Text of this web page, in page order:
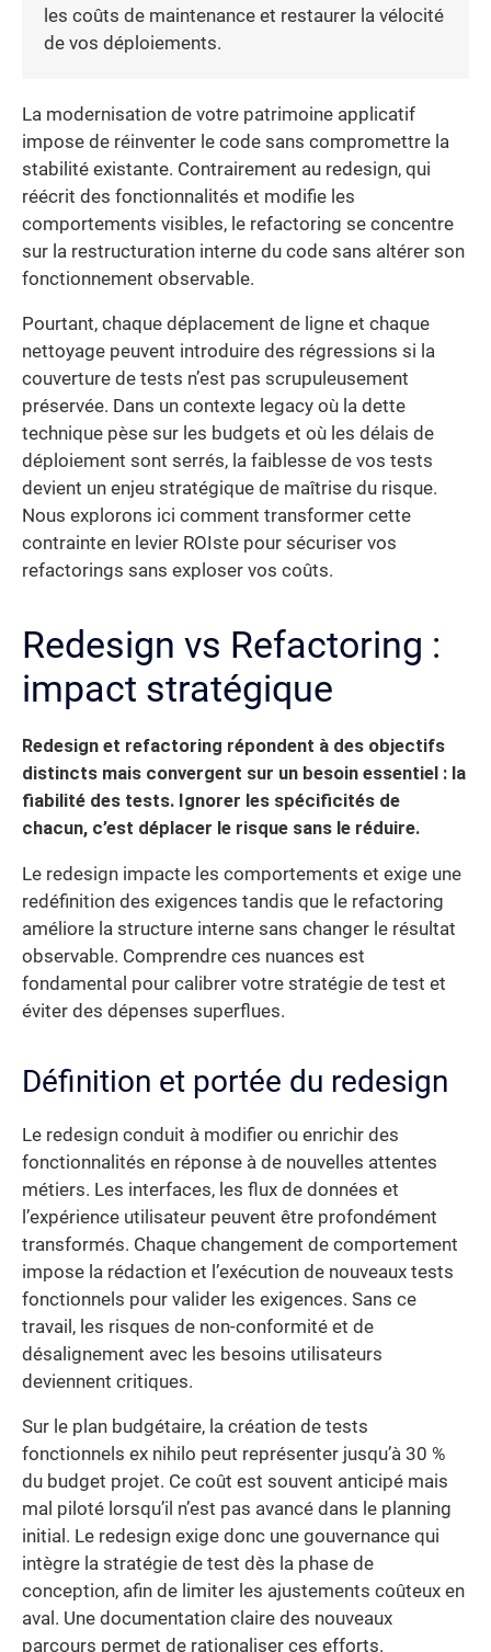
les coûts de maintenance et restaurer la vélocité
de vos déploiements.
La modernisation de votre patrimoine applicatif
impose de réinventer le code sans compromettre la
stabilité existante. Contrairement au redesign, qui
réécrit des fonctionnalités et modifie les
comportements visibles, le refactoring se concentre
sur la restructuration interne du code sans altérer son
fonctionnement observable.
Pourtant, chaque déplacement de ligne et chaque
nettoyage peuvent introduire des régressions si la
couverture de tests n’est pas scrupuleusement
préservée. Dans un contexte legacy où la dette
technique pèse sur les budgets et où les délais de
déploiement sont serrés, la faiblesse de vos tests
devient un enjeu stratégique de maîtrise du risque.
Nous explorons ici comment transformer cette
contrainte en levier ROIste pour sécuriser vos
refactorings sans exploser vos coûts.
Redesign vs Refactoring :
impact stratégique
Redesign et refactoring répondent à des objectifs
distincts mais convergent sur un besoin essentiel : la
fiabilité des tests. Ignorer les spécificités de
chacun, c’est déplacer le risque sans le réduire.
Le redesign impacte les comportements et exige une
redéfinition des exigences tandis que le refactoring
améliore la structure interne sans changer le résultat
observable. Comprendre ces nuances est
fondamental pour calibrer votre stratégie de test et
éviter des dépenses superflues.
Définition et portée du redesign
Le redesign conduit à modifier ou enrichir des
fonctionnalités en réponse à de nouvelles attentes
métiers. Les interfaces, les flux de données et
l’expérience utilisateur peuvent être profondément
transformés. Chaque changement de comportement
impose la rédaction et l’exécution de nouveaux tests
fonctionnels pour valider les exigences. Sans ce
travail, les risques de non-conformité et de
désalignement avec les besoins utilisateurs
deviennent critiques.
Sur le plan budgétaire, la création de tests
fonctionnels ex nihilo peut représenter jusqu’à 30 %
du budget projet. Ce coût est souvent anticipé mais
mal piloté lorsqu’il n’est pas avancé dans le planning
initial. Le redesign exige donc une gouvernance qui
intègre la stratégie de test dès la phase de
conception, afin de limiter les ajustements coûteux en
aval. Une documentation claire des nouveaux
parcours permet de rationaliser ces efforts.